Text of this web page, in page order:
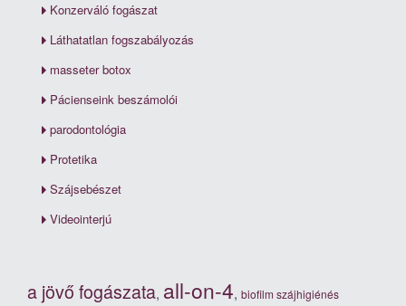
Konzerváló fogászat
Láthatatlan fogszabályozás
masseter botox
Pácienseink beszámolói
parodontológia
Protetika
Szájsebészet
Videointerjú
a jövő fogászata, all-on-4, biofilm szájhigiénés